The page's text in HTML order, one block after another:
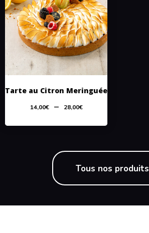
Tarte au Citron Meringuée
14,00€ – 28,00€
Tous nos produits